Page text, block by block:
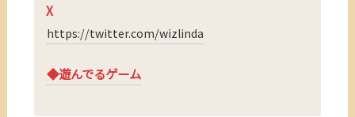
X
https://twitter.com/wizlinda
◆遊んでるゲーム